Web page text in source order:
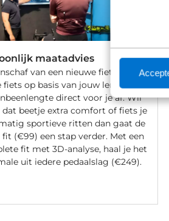
maatadvies
van een nieuwe fiets stellen
fiets op basis van jouw lengte en
direct voor je af. Wil
dat beetje extra comfort of fiets je
sportieve ritten dan gaat de
(€99) een stap verder. Met een
fit met 3D-analyse, haal je het
uit iedere pedaalslag (€249).